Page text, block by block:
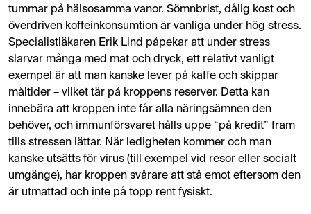
tummar på hälsosamma vanor. Sömnbrist, dålig kost och
överdriven koffeinkonsumtion är vanliga under hög stress.
Specialistläkaren Erik Lind påpekar att under stress
slarvar många med mat och dryck, ett relativt vanligt
exempel är att man kanske lever på kaffe och skippar
måltider – vilket tär på kroppens reserver. Detta kan
innebära att kroppen inte får alla näringsämnen den
behöver, och immunförsvaret hålls uppe “på kredit” fram
tills stressen lättar​. När ledigheten kommer och man
kanske utsätts för virus (till exempel vid resor eller socialt
umgänge), har kroppen svårare att stå emot eftersom den
är utmattad och inte på topp rent fysiskt​.